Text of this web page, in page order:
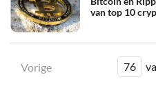
van top 10
Vorige 76